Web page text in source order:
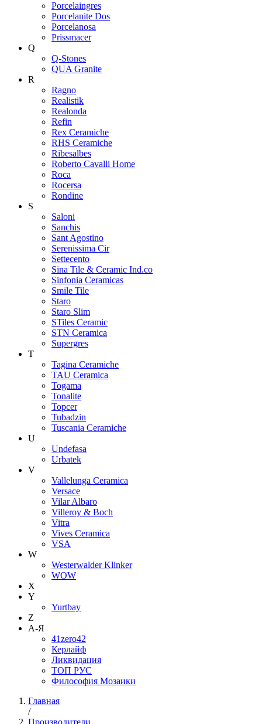
Porcelaingres
Porcelanite Dos
Porcelanosa
Prissmacer
Q
Q-Stones
QUA Granite
R
Ragno
Realistik
Realonda
Refin
Rex Ceramiche
RHS Ceramiche
Ribesalbes
Roberto Cavalli Home
Roca
Rocersa
Rondine
S
Saloni
Sanchis
Sant Agostino
Serenissima Cir
Settecento
Sina Tile & Ceramic Ind.co
Sinfonia Ceramicas
Smile Tile
Staro
Staro Slim
STiles Ceramic
STN Ceramica
Supergres
T
Tagina Ceramiche
TAU Ceramica
Togama
Tonalite
Topcer
Tubadzin
Tuscania Ceramiche
U
Undefasa
Urbatek
V
Vallelunga Ceramica
Versace
Vilar Albaro
Villeroy & Boch
Vitra
Vives Ceramica
VSA
W
Westerwalder Klinker
WOW
X
Y
Yurtbay
Z
А-Я
41zero42
Керлайф
Ликвидация
ТОП РУС
Философия Мозаики
Главная
/
Производители